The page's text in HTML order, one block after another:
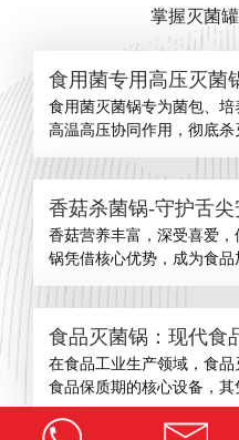
掌握灭菌
食用菌专用高压灭菌
食用菌灭菌锅专为菌包、
高温高压协同作用，彻底
香菇杀菌锅-守护舌
香菇营养丰富，深受喜爱
锅凭借核心优势，成为食品
食品灭菌锅：现代食
在食品工业生产领域，食
食品保质期的核心设备，